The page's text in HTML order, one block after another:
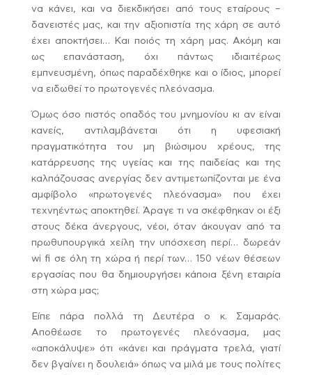
να κάνει, και να διεκδικήσει από τους εταίρους –
δανειστές μας, και την αξιοπιστία της χάρη σε αυτό
έχει αποκτήσει… Και ποιός τη χάρη μας. Ακόμη και
ως επανάσταση, όχι πάντως ιδιαιτέρως
εμπνευσμένη, όπως παραδέχθηκε και ο ίδιος, μπορεί
να ειδωθεί το πρωτογενές πλεόνασμα.
Όμως όσο πιστός οπαδός του μνημονίου κι αν είναι
κανείς, αντιλαμβάνεται ότι η υφεσιακή
πραγματικότητα του μη βιώσιμου χρέους, της
κατάρρευσης της υγείας και της παιδείας και της
καλπάζουσας ανεργίας δεν αντιμετωπίζονται με ένα
αμφίβολο «πρωτογενές πλεόνασμα» που έχει
τεχνηέντως αποκτηθεί. Άραγε τι να σκέφθηκαν οι έξι
στους δέκα άνεργους, νέοι, όταν άκουγαν από τα
πρωθυπουργικά χείλη την υπόσχεση περί… δωρεάν
wi fi σε όλη τη χώρα ή περί των… 150 νέων θέσεων
εργασίας που θα δημιουργήσει κάποια ξένη εταιρία
στη χώρα μας;
Είπε πάρα πολλά τη Δευτέρα ο κ. Σαμαράς.
Αποθέωσε το πρωτογενές πλεόνασμα, μας
«αποκάλυψε» ότι «κάνει και πράγματα τρελά, γιατί
δεν βγαίνει η δουλειά» όπως να μιλά με τους πολίτες